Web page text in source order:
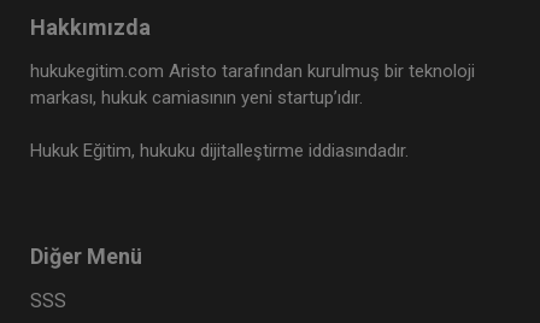
Hakkımızda
hukukegitim.com Aristo tarafından kurulmuş bir teknoloji
markası, hukuk camiasının yeni startup’ıdır.
Hukuk Eğitim, hukuku dijitalleştirme iddiasındadır.
Diğer Menü
SSS